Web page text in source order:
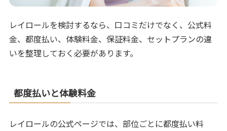
レイロールを検討するなら、口コミだけでなく、公式料
金、都度払い、体験料金、保証料金、セットプランの違
いを整理しておく必要があります。
都度払いと体験料金
レイロールの公式ページでは、部位ごとに都度払い料